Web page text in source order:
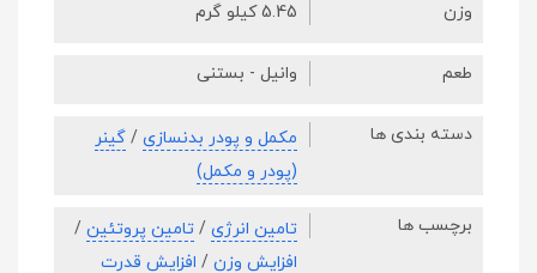
وزن 5.45 کیلو گرم
طعم وانیل - بستنی
دسته بندی ها مکمل و پودر بدنسازی / گینر
(پودر و مکمل)
برچسب ها تامین انرژی / تامین پروتئین /
افزایش وزن / افزایش قدرت